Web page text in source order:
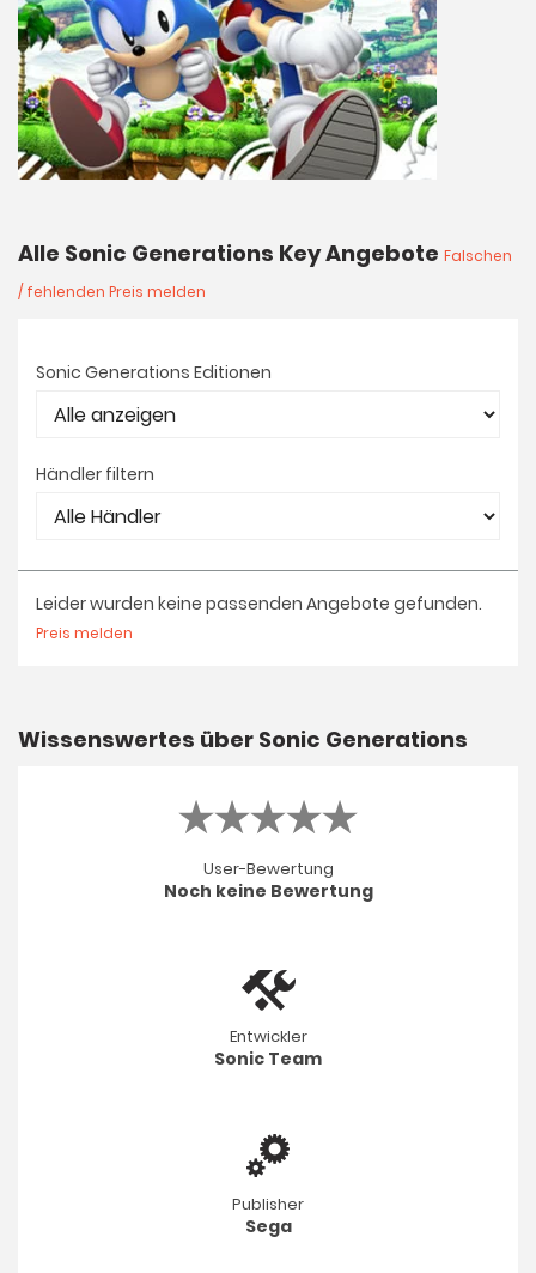
Alle Sonic Generations Key Angebote Falschen
/ fehlenden Preis melden
Sonic Generations Editionen
Händler filtern
Leider wurden keine passenden Angebote gefunden.
Preis melden
Wissenswertes über Sonic Generations
User-Bewertung
Noch keine Bewertung
Entwickler
Sonic Team
Publisher
Sega